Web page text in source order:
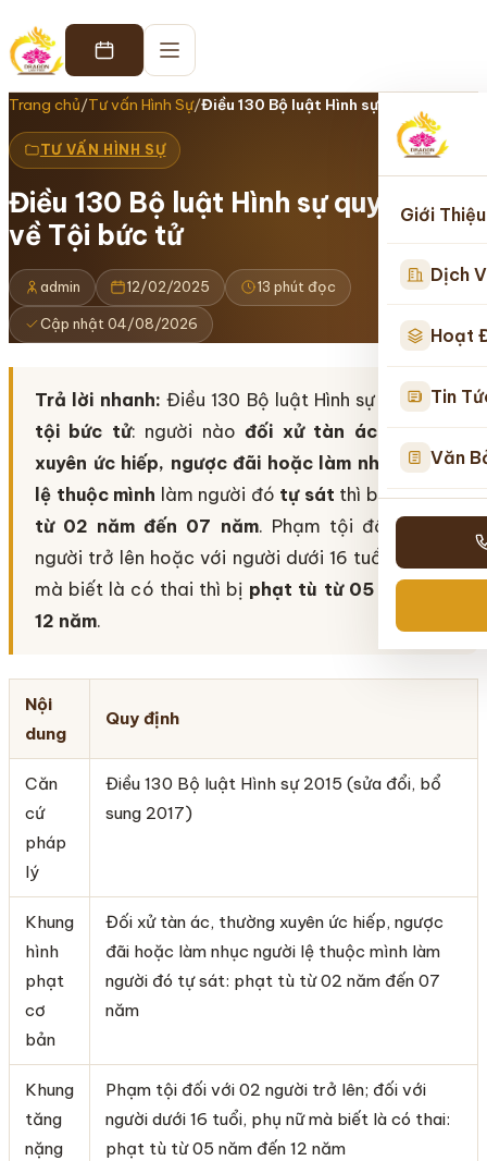
Giới Thiệu
Dịch
Hoạt
Tin
Văn
Trang chủ/Tư vấn Hình Sự/Điều 130 Bộ luật Hình sự quy định về…
TƯ VẤN HÌNH SỰ
Điều 130 Bộ luật Hình sự quy định
về Tội bức tử
admin 12/02/2025 13 phút đọc
Cập nhật 04/08/2026
Trả lời nhanh: Điều 130 Bộ luật Hình sự quy định
tội bức tử: người nàođối xử tàn ác, thường
xuyên ức hiếp, ngược đãi hoặc làm nhục người
lệ thuộc mình làm người đó tự sát thì bịphạt tù
từ 02 năm đến 07 năm. Phạm tội đối với 02
người trở lên hoặc với người dưới 16 tuổi, phụ nữ
mà biết là có thai thì bị phạt tù từ 05 năm đến
12 năm.
Nội
dung
Quy định
Căn
cứ
pháp
lý
Điều 130 Bộ luật Hình sự 2015 (sửa đổi, bổ
sung 2017)
Khung
hình
phạt
cơ
bản
Đối xử tàn ác, thường xuyên ức hiếp, ngược
đãi hoặc làm nhục người lệ thuộc mình làm
người đó tự sát: phạt tù từ 02 năm đến 07
năm
Khung
tăng
nặng
Phạm tội đối với 02 người trở lên; đối với
người dưới 16 tuổi, phụ nữ mà biết là có thai:
phạt tù từ 05 năm đến 12 năm